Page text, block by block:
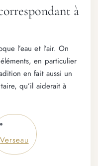
à
l’eau et l’air. On
en particulier
en fait aussi un
qu’il aiderait à
Verseau